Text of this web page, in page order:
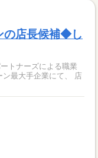
の店長候補◆し
トナーズによる職業
最大手企業にて、 店